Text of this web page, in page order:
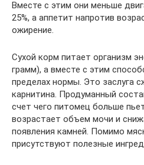
Вместе с этим они меньше
25%, а аппетит напротив
ожирение.
Сухой корм питает организм
грамм), а вместе с этим
пределах нормы. Это заслуга
карнитина. Продуманный
счет чего питомец больше
возрастает объем мочи и
появления камней. Помимо
присутствуют полезные